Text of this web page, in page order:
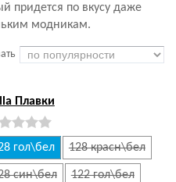
придется по вкусу даже
модникам.
Плавки
гол\бел 128 красн\бел
син\бел 122 гол\бел